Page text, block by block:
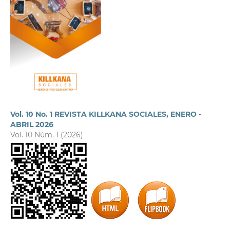
Vol. 10 No. 1 REVISTA KILLKANA SOCIALES, ENERO -
ABRIL 2026
Vol. 10 Núm. 1 (2026)